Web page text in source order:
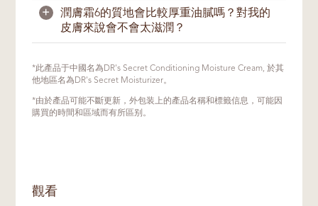
乾燥的季節與環境中，或肌膚感覺乾燥缺水或
有敏感情況時，可增加潤膚霜6的用量。
品，則可選擇嫩膚乳A6。
滋潤而產生脂肪粒，請不要在眼周使用潤膚霜
6。我們建議使用針對眼周肌膚所研發的活奕
眼霜。
肌膚敏感一般是因為乾燥或缺水。充分的補水
滋潤能緩解這個問題。潤膚霜6能夠幫助緩解
如果擔心肌膚有過敏或敏感反應，我們建議在
是否出現過敏反應。這種方法能大大降低過敏
的機率。如果已知肌膚對某種成分過敏，應先
+
潤膚霜6的質地會比較厚重油膩嗎？對我的
皮膚來說會不會太滋潤？
是的，由於配方是為提供較滋潤的潤膚效益所
研製，潤膚霜6的質地較厚重。薄薄的一層就
抹一到兩層。在乾燥的環境或季節，或當皮膚
*此產品于中國名為DR's Secret Conditioning Moisture Cream, 於其
他地區名為DR's Secret Moisturizer。
*由於產品可能不斷更新，外包装上的產品名稱和標籤信息，可能因
購買的時間和區域而有所區别。
觀看